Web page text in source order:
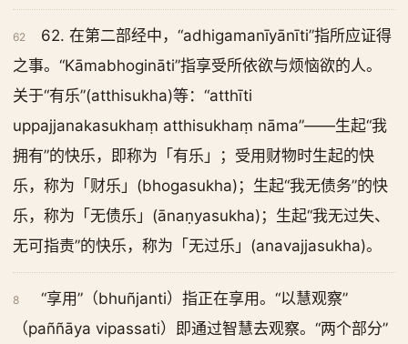
62
62. 在第二部经中，“adhigamanīyānīti”指所应证得
之事。“Kāmabhogināti”指享受所依欲与烦恼欲的人。
关于“有乐”(atthisukha)等：“atthīti
uppajjanakasukhaṃ atthisukhaṃ nāma”——生起“我
拥有”的快乐，即称为「有乐」；受用财物时生起的快
乐，称为「财乐」(bhogasukha)；生起“我无债务”的快
乐，称为「无债乐」(ānaṇyasukha)；生起“我无过失、
无可指责”的快乐，称为「无过乐」(anavajjasukha)。
8
“享用”（bhuñjanti）指正在享用。“以慧观察”
（paññāya vipassati）即通过智慧去观察。“两个部分”